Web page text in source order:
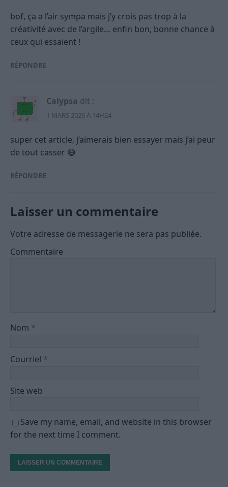
bof, ça a l’air sympa mais j’y crois pas trop à la
créativité avec de l’argile… enfin bon, bonne chance à
ceux qui essaient !
RÉPONDRE
Calypsa dit :
1 MARS 2026 À 14H24
super cet article, j’aimerais bien essayer mais j’ai peur
de tout casser 😅
RÉPONDRE
Laisser un commentaire
Votre adresse de messagerie ne sera pas publiée.
Commentaire
Nom *
Courriel *
Site web
Save my name, email, and website in this browser
for the next time I comment.